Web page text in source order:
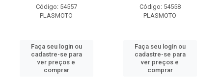
Código: 54557
PLASMOTO
Faça seu login ou
cadastre-se para
ver preços e
comprar
Código: 54558
PLASMOTO
Faça seu login ou
cadastre-se para
ver preços e
comprar